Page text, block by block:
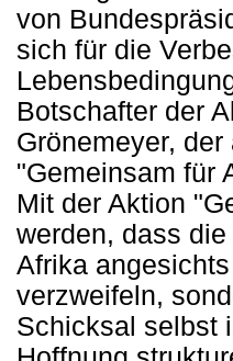
von
sich für die
Botschafter der
Grönemeyer,
"Gemeinsam für
Mit der Aktion
werden, dass
Afrika
verzweifeln,
Schicksal selbst